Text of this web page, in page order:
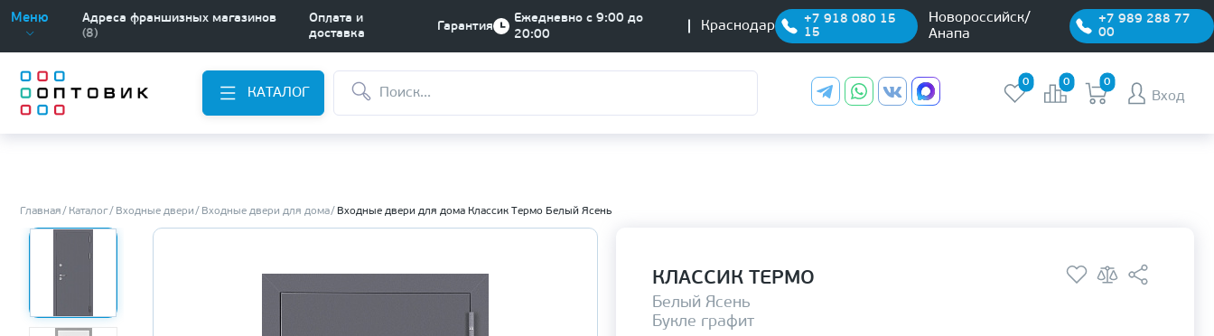
Меню
Адреса франшизных магазинов
(8)
Оплата и
доставка
Гарантия
Ежедневно с 9:00 до
20:00
Краснодар
+7 918 080 15
15
Новороссийск/
Анапа
+7 989 288 77
00
КАТАЛОГ
0 0 0
Вход
Главная Каталог Входные двери Входные двери для дома Входные двери для дома Классик Термо Белый Ясень
КЛАССИК ТЕРМО
Белый Ясень
Букле графит